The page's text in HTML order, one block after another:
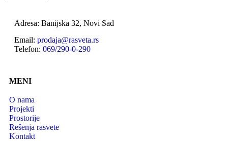
Adresa: Banijska 32, Novi Sad
Email: prodaja@rasveta.rs
Telefon: 069/290-0-290
MENI
O nama
Projekti
Prostorije
Rešenja rasvete
Kontakt